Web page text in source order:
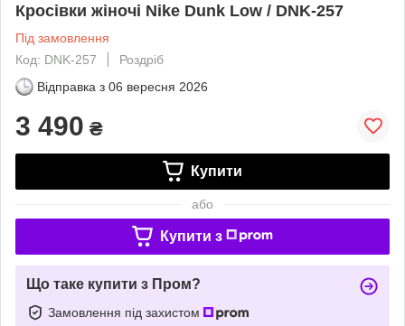
Кросівки жіночі Nike Dunk Low / DNK-257
Під замовлення
Код: DNK-257
Роздріб
Відправка з 06 вересня 2026
3 490 ₴
Купити
або
Купити з
Що таке купити з Пром?
Замовлення під захистом